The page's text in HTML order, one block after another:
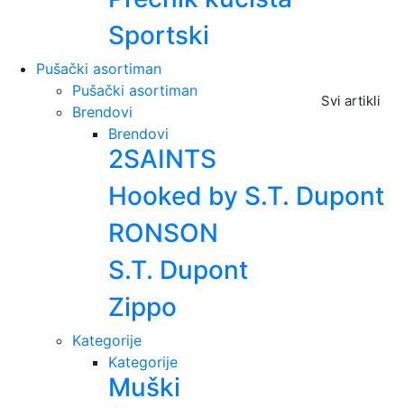
Sportski
Pušački asortiman
Svi artikli
Pušački asortiman
Brendovi
Brendovi
2SAINTS
Hooked by S.T. Dupont
RONSON
S.T. Dupont
Zippo
Kategorije
Kategorije
Muški